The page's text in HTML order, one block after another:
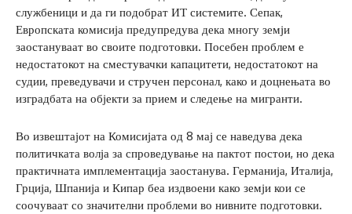
службеници и да ги подобрат ИТ системите. Сепак,
Европската комисија предупредува дека многу земји
заостануваат во своите подготовки. Посебен проблем е
недостатокот на сместувачки капацитети, недостатокот на
судии, преведувачи и стручен персонал, како и доцнењата во
изградбата на објекти за прием и следење на мигранти.
Во извештајот на Комисијата од 8 мај се наведува дека
политичката волја за спроведување на пактот постои, но дека
практичната имплементација заостанува. Германија, Италија,
Грција, Шпанија и Кипар беа издвоени како земји кои се
соочуваат со значителни проблеми во нивните подготовки.